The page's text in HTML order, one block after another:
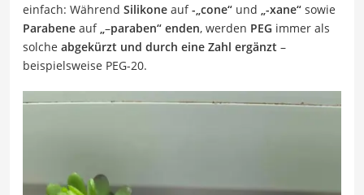
einfach: Während Silikone auf-„cone“ und „-xane“ sowie
Parabene auf„–paraben“ enden, werden PEG immer als
solche abgekürzt und durch eine Zahl ergänzt –
beispielsweise PEG-20.